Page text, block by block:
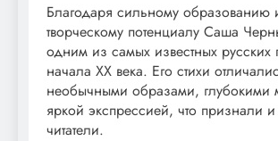
Благодаря сильному образованию
творческому потенциалу Саша
одним из самых известных русских
начала XX века. Его стихи
необычными образами, глубокими
яркой экспрессией, что признали
читатели.